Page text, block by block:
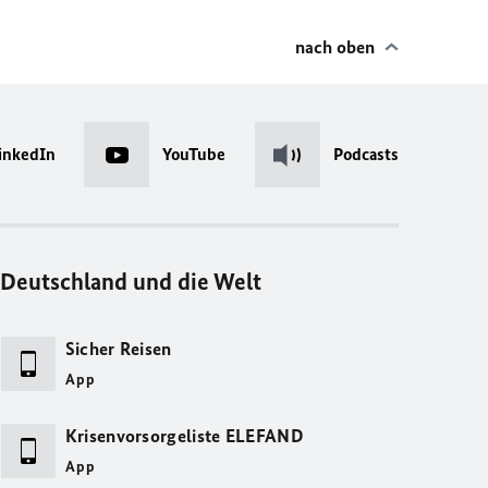
nach oben
YouTube Podcasts
Deutschland und die Welt
Sicher Reisen
App
Krisenvorsorgeliste ELEFAND
App